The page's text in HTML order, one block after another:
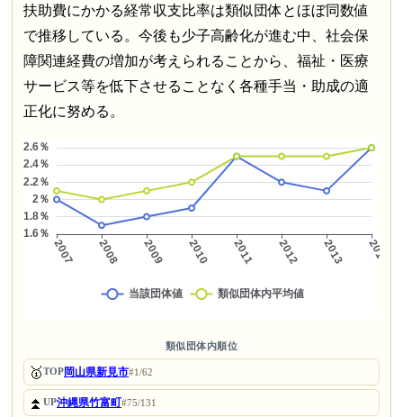
扶助費にかかる経常収支比率は類似団体とほぼ同数値
で推移している。今後も少子高齢化が進む中、社会保
障関連経費の増加が考えられることから、福祉・医療
サービス等を低下させることなく各種手当・助成の適
正化に努める。
類似団体内順位
🥇TOP岡山県新見市#1/62
⏫UP沖縄県竹富町#75/131